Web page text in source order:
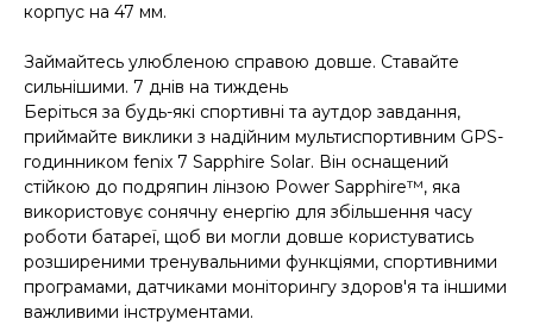
корпус на 47 мм.
Займайтесь улюбленою справою довше. Ставайте
сильнішими. 7 днів на тиждень
Беріться за будь-які спортивні та аутдор завдання,
приймайте виклики з надійним мультиспортивним GPS-
годинником fenix 7 Sapphire Solar. Він оснащений
стійкою до подряпин лінзою Power Sapphire™, яка
використовує сонячну енергію для збільшення часу
роботи батареї, щоб ви могли довше користуватись
розширеними тренувальними функціями, спортивними
програмами, датчиками моніторингу здоров'я та іншими
важливими інструментами.